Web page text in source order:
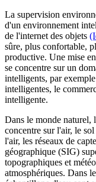
La supervision
d'un environnement
de l'internet des objets
sûre, plus confortable,
productive. Une mise
se concentre sur un
intelligents, par
intelligentes, le
intelligente.
Dans le monde naturel,
concentre sur l'air, le
l'air, les réseaux de
géographique (SIG)
topographiques et
atmosphériques. Dans